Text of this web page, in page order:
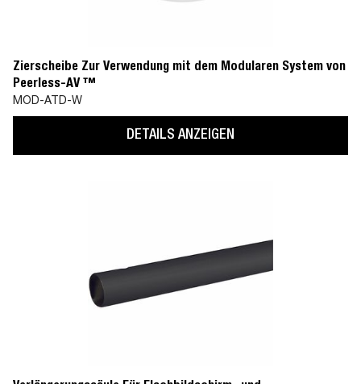
Zierscheibe Zur Verwendung mit dem Modularen System von
Peerless-AV ™
MOD-ATD-W
DETAILS ANZEIGEN